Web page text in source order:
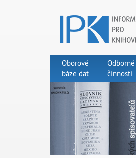
Oborové
báze dat
Odborné
činnosti